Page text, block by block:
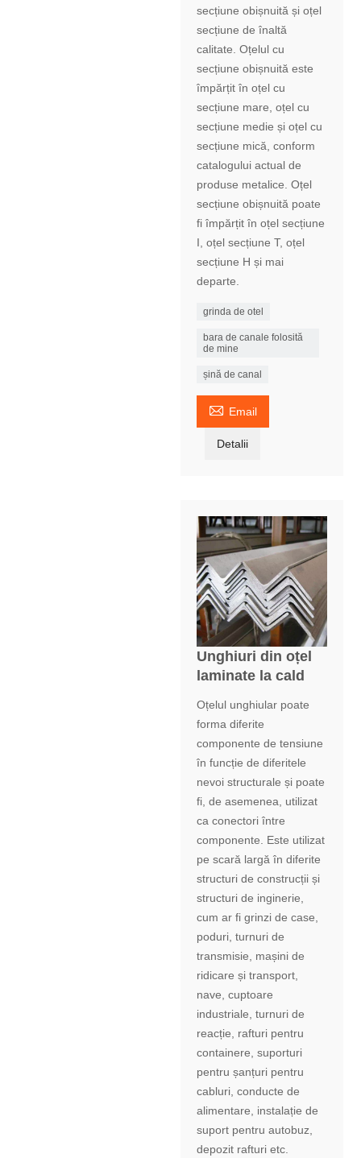
secțiune obișnuită și oțel
secțiune de înaltă
calitate. Oțelul cu
secțiune obișnuită este
împărțit în oțel cu
secțiune mare, oțel cu
secțiune medie și oțel cu
secțiune mică, conform
catalogului actual de
produse metalice. Oțel
secțiune obișnuită poate
fi împărțit în oțel secțiune
I, oțel secțiune T, oțel
secțiune H și mai
departe.
grinda de otel
bara de canale folosită
de mine
șină de canal
 Email
Detalii
Unghiuri din oțel
laminate la cald
Oțelul unghiular poate
forma diferite
componente de tensiune
în funcție de diferitele
nevoi structurale și poate
fi, de asemenea, utilizat
ca conectori între
componente. Este utilizat
pe scară largă în diferite
structuri de construcții și
structuri de inginerie,
cum ar fi grinzi de case,
poduri, turnuri de
transmisie, mașini de
ridicare și transport,
nave, cuptoare
industriale, turnuri de
reacție, rafturi pentru
containere, suporturi
pentru șanțuri pentru
cabluri, conducte de
alimentare, instalație de
suport pentru autobuz,
depozit rafturi etc.